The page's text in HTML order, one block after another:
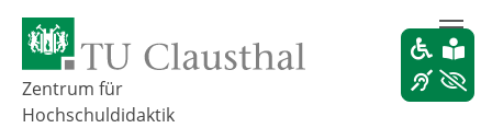
Zentrum für
Hochschuldidaktik